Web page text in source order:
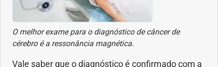
O melhor exame para o diagnóstico de câncer de
cérebro é a ressonância magnética.
Vale saber que o diagnóstico é confirmado com a